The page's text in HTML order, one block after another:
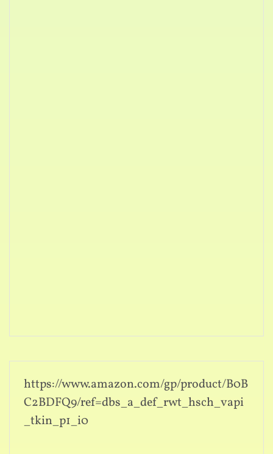
https://www.amazon.com/gp/product/B0B
C2BDFQ9/ref=dbs_a_def_rwt_hsch_vapi
_tkin_p1_i0